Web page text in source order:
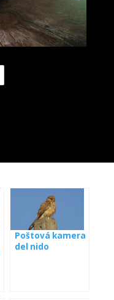
Poštová kamera
del nido